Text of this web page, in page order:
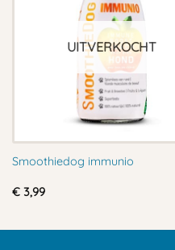
UITVERKOCHT
Smoothiedog immunio
€3,99